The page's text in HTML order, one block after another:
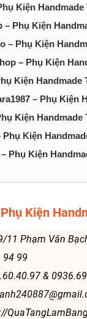
Kiện Handmade
Phụ Kiện
– Phụ Kiện
– Phụ Kiện
Kiện Handmade
– Phụ Kiện
Kiện Handmade
Kiện
Phụ Kiện
Kiện
Phạm Văn
94 99
&